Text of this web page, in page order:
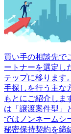
買い手の相談先で
ートナーを選定し
テップに移ります
手探しを行う主な
もとにご紹介しま
は「譲渡案件型」
ではノンネームシ
秘密保持契約を締